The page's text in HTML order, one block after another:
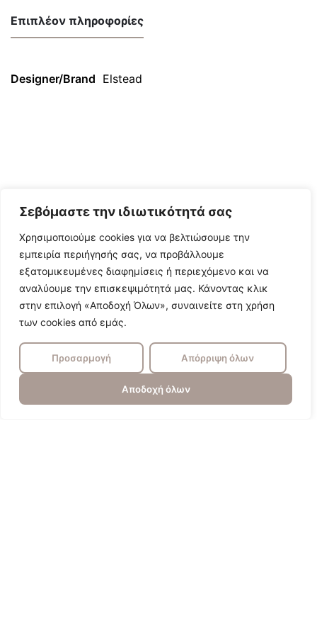
Σεβόμαστε την ιδιωτικότητά σας
Χρησιμοποιούμε cookies για να βελτιώσουμε την
εμπειρία περιήγησής σας, να προβάλλουμε
εξατομικευμένες διαφημίσεις ή περιεχόμενο και να
αναλύουμε την επισκεψιμότητά μας. Κάνοντας κλικ
στην επιλογή «Αποδοχή Όλων», συναινείτε στη χρήση
των cookies από εμάς.
Προσαρμογή Απόρριψη όλων
Αποδοχή όλων
Επιπλέον πληροφορίες
Designer/Brand Elstead